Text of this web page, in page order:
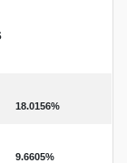
18.0156%
9.6605%